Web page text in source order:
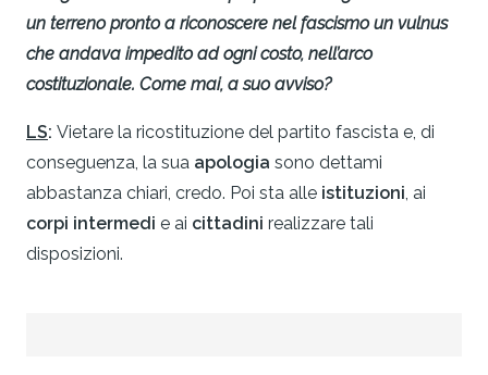
un terreno pronto a riconoscere nel fascismo un vulnus
che andava impedito ad ogni costo, nell’arco
costituzionale. Come mai, a suo avviso?
LS: Vietare la ricostituzione del partito fascista e, di
conseguenza, la sua apologia sono dettami
abbastanza chiari, credo. Poi sta alle istituzioni, ai
corpi intermedi e ai cittadini realizzare tali
disposizioni.